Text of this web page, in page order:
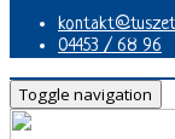
04453 / 68 96
Toggle navigation